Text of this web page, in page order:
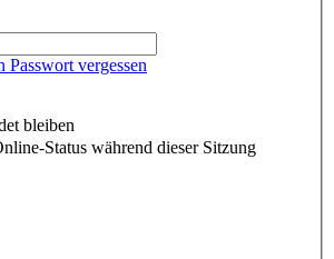
Passwort vergessen
bleiben
Status während dieser Sitzung